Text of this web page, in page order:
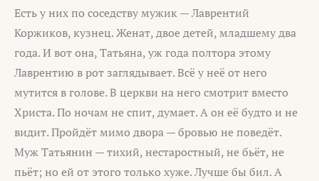
Есть у них по соседству мужик — Лаврентий
Коржиков, кузнец. Женат, двое детей, младшему два
года. И вот она, Татьяна, уж года полтора этому
Лаврентию в рот заглядывает. Всё у неё от него
мутится в голове. В церкви на него смотрит вместо
Христа. По ночам не спит, думает. А он её будто и не
видит. Пройдёт мимо двора — бровью не поведёт.
Муж Татьянин — тихий, нестаростный, не бьёт, не
пьёт; но ей от этого только хуже. Лучше бы бил. А